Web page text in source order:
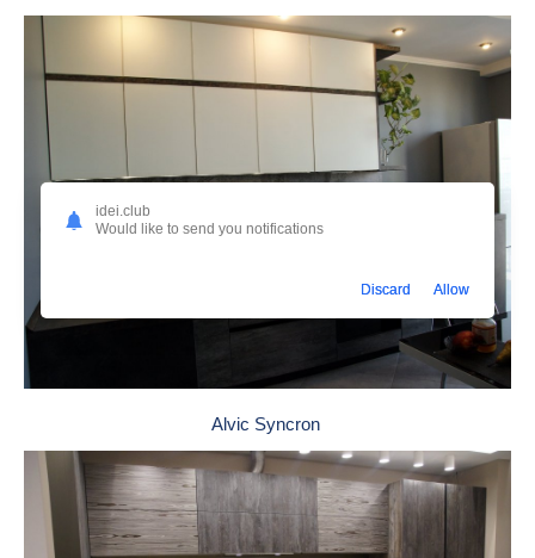
Alvic Syncron
idei.club
Would like to send you notifications
Discard Allow